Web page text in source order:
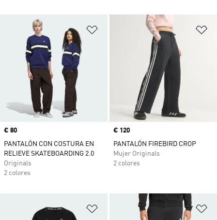
Añadir a la lista de deseos
Precio
€ 80
PANTALÓN CON COSTURA EN
RELIEVE SKATEBOARDING 2.0
Originals
2 colores
Precio
€ 120
PANTALÓN FIREBIRD CROP
Mujer Originals
2 colores
Añadir a la lista de deseos